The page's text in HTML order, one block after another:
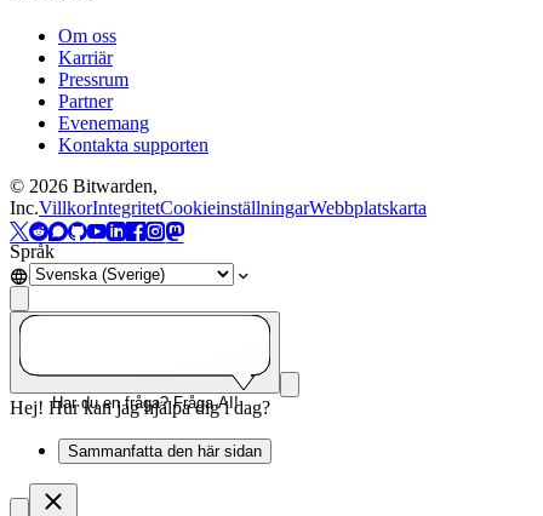
Om oss
Karriär
Pressrum
Partner
Evenemang
Kontakta supporten
© 2026 Bitwarden,
Inc.VillkorIntegritetCookieinställningarWebbplatskarta
Språk
Har du en fråga? Fråga AI!
Hej! Hur kan jag hjälpa dig i dag?
Sammanfatta den här sidan